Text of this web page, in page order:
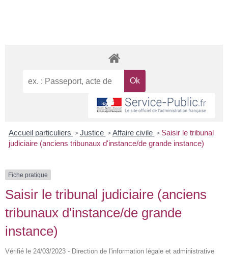
Accueil particuliers > Justice > Affaire civile > Saisir le tribunal
judiciaire (anciens tribunaux d'instance/de grande instance)
Fiche pratique
Saisir le tribunal judiciaire (anciens
tribunaux d'instance/de grande
instance)
Vérifié le 24/03/2023 - Direction de l'information légale et administrative